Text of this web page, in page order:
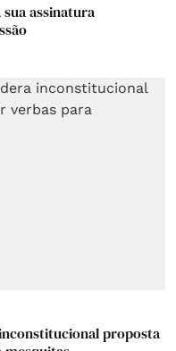
sua assinatura
proposta